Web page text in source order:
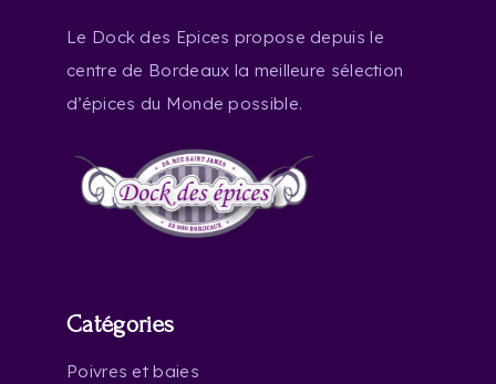
Le Dock des Epices propose depuis le
centre de Bordeaux la meilleure sélection
d’épices du Monde possible.
Catégories
Poivres et baies